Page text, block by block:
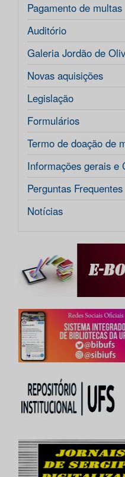
Pagamento de multas
Auditório
Galeria Jordão de
Novas aquisições
Legislação
Formulários
Termo de doação de
Informações gerais e
Perguntas Frequentes
Notícias